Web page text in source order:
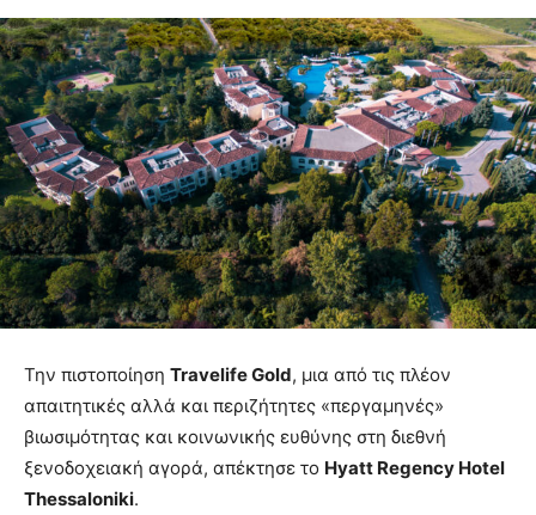
Την πιστοποίηση Travelife Gold, μια από τις πλέον
απαιτητικές αλλά και περιζήτητες «περγαμηνές»
βιωσιμότητας και κοινωνικής ευθύνης στη διεθνή
ξενοδοχειακή αγορά, απέκτησε το Hyatt Regency Hotel
Thessaloniki.